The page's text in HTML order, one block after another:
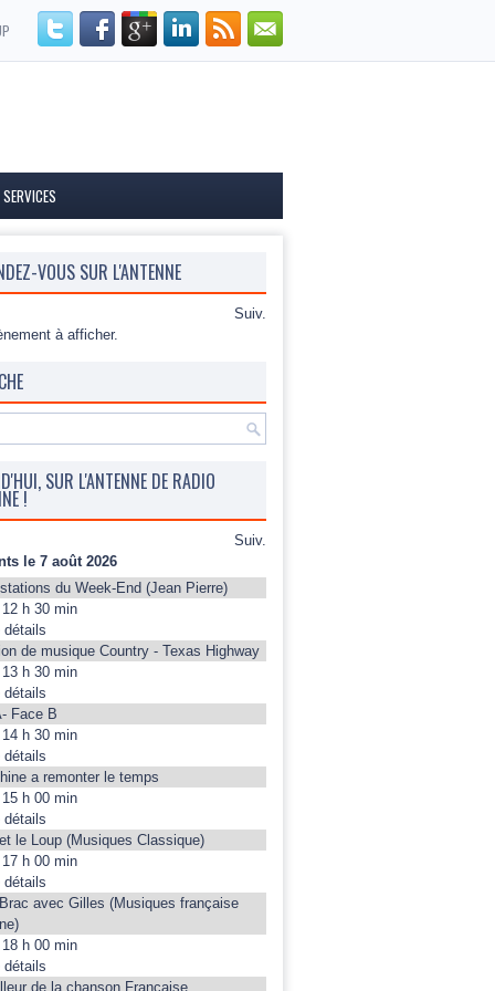
VOUS SUR L'ANTENNE
Suiv.
à afficher.
SUR L'ANTENNE DE RADIO
!
Suiv.
le 7 août 2026
du Week-End (Jean Pierre)
12 h 30 min
détails
de musique Country - Texas Highway
13 h 30 min
détails
Face B
14 h 30 min
détails
a remonter le temps
15 h 00 min
détails
le Loup (Musiques Classique)
17 h 00 min
détails
avec Gilles (Musiques française
18 h 00 min
détails
de la chanson Française